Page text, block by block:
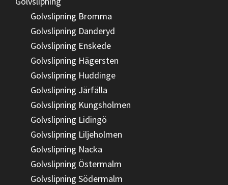
Golvslipning Bromma
Golvslipning Danderyd
Golvslipning Enskede
Golvslipning Hägersten
Golvslipning Huddinge
Golvslipning Järfälla
Golvslipning Kungsholmen
Golvslipning Lidingö
Golvslipning Liljeholmen
Golvslipning Nacka
Golvslipning Östermalm
Golvslipning Södermalm